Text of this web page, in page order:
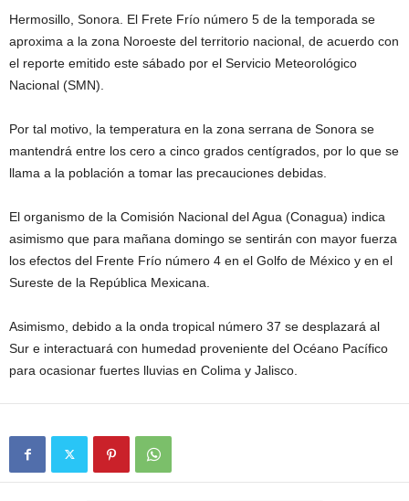
Hermosillo, Sonora. El Frete Frío número 5 de la temporada se
aproxima a la zona Noroeste del territorio nacional, de acuerdo con
el reporte emitido este sábado por el Servicio Meteorológico
Nacional (SMN).
Por tal motivo, la temperatura en la zona serrana de Sonora se
mantendrá entre los cero a cinco grados centígrados, por lo que se
llama a la población a tomar las precauciones debidas.
El organismo de la Comisión Nacional del Agua (Conagua) indica
asimismo que para mañana domingo se sentirán con mayor fuerza
los efectos del Frente Frío número 4 en el Golfo de México y en el
Sureste de la República Mexicana.
Asimismo, debido a la onda tropical número 37 se desplazará al
Sur e interactuará con humedad proveniente del Océano Pacífico
para ocasionar fuertes lluvias en Colima y Jalisco.